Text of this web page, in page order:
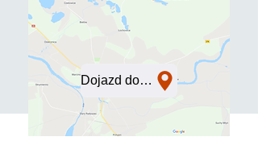
Dojazd do jeziora